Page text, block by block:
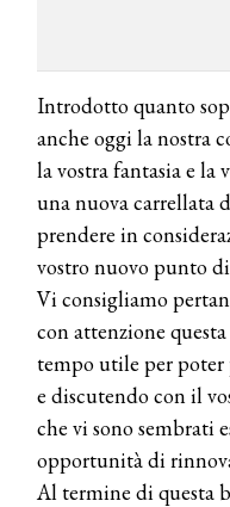
Introdotto quanto
anche oggi la nostra
la vostra fantasia e la
una nuova carrellata
prendere in
vostro nuovo punto
Vi consigliamo
con attenzione
tempo utile per
e discutendo con il
che vi sono sembrati
opportunità di
Al termine di questa